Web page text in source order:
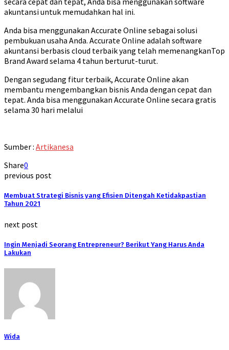
akuntansi untuk memudahkan hal ini.
Anda bisa menggunakan Accurate Online sebagai solusi
pembukuan usaha Anda. Accurate Online adalah software
akuntansi berbasis cloud terbaik yang telah memenangkanTop
Brand Award selama 4 tahun berturut-turut.
Dengan segudang fitur terbaik, Accurate Online akan
membantu mengembangkan bisnis Anda dengan cepat dan
tepat. Anda bisa menggunakan Accurate Online secara gratis
selama 30 hari melalui
Sumber : Artikanesa
Share0
previous post
Membuat Strategi Bisnis yang Efisien Ditengah Ketidakpastian
Tahun 2021
next post
Ingin Menjadi Seorang Entrepreneur? Berikut Yang Harus Anda
Lakukan
Wida